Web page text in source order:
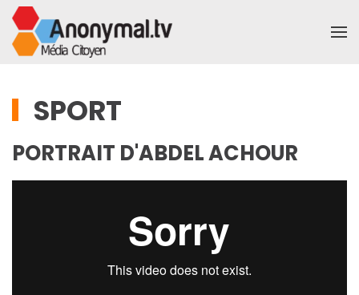
Accéder au contenu principal
SPORT
PORTRAIT D'ABDEL ACHOUR